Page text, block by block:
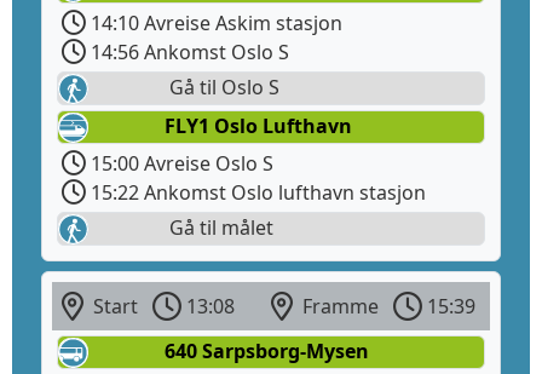
14:10 Avreise Askim stasjon
14:56 Ankomst Oslo S
Gå til Oslo S
FLY1 Oslo Lufthavn
15:00 Avreise Oslo S
15:22 Ankomst Oslo lufthavn stasjon
Gå til målet
Start 13:08 Framme
15:39
640 Sarpsborg-Mysen